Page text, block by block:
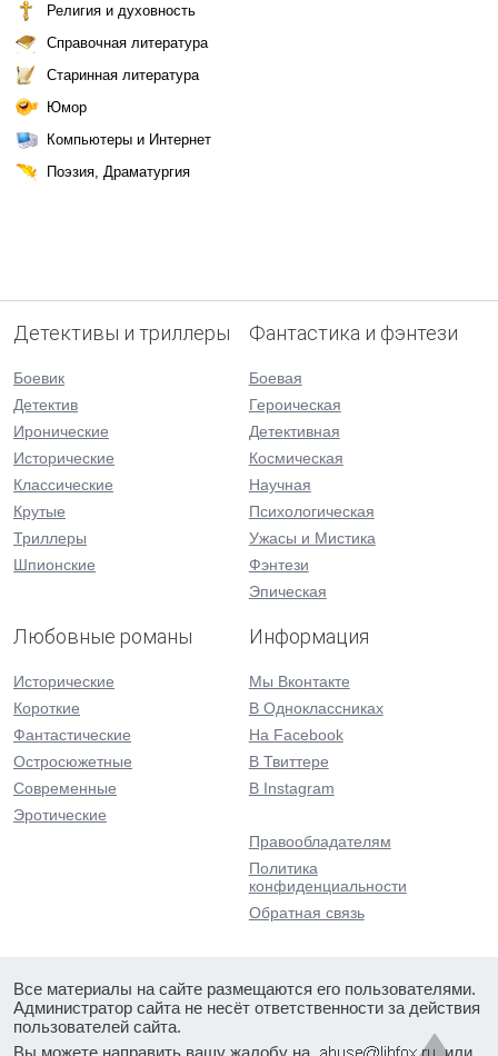
Религия и духовность
Справочная литература
Старинная литература
Юмор
Компьютеры и Интернет
Поэзия, Драматургия
Детективы и триллеры
Боевик
Детектив
Иронические
Исторические
Классические
Крутые
Триллеры
Шпионские
Фантастика и фэнтези
Боевая
Героическая
Детективная
Космическая
Научная
Психологическая
Ужасы и Мистика
Фэнтези
Эпическая
Любовные романы
Исторические
Короткие
Фантастические
Остросюжетные
Современные
Эротические
Информация
Мы Вконтакте
В Одноклассниках
На Facebook
В Твиттере
В Instagram
Правообладателям
Политика
конфиденциальности
Обратная связь
Все материалы на сайте размещаются его пользователями.
Администратор сайта не несёт ответственности за действия
пользователей сайта.
Вы можете направить вашу жалобу на
или